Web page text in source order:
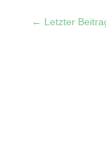
← Letzter